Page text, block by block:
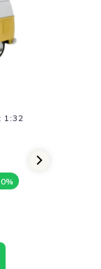
Rebel Crew Cab
1:27 Vermelho
R$219,90
PIX/boleto